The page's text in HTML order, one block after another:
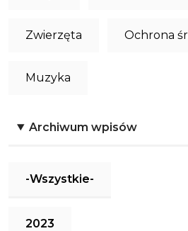
Zwierzęta Ochrona
Muzyka
Archiwum wpisów
-Wszystkie-
2023